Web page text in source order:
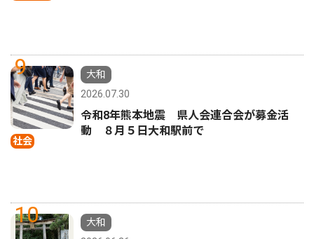
9
社会
大和
2026.07.30
令和8年熊本地震 県人会連合会が募金活
動 ８月５日大和駅前で
10
大和